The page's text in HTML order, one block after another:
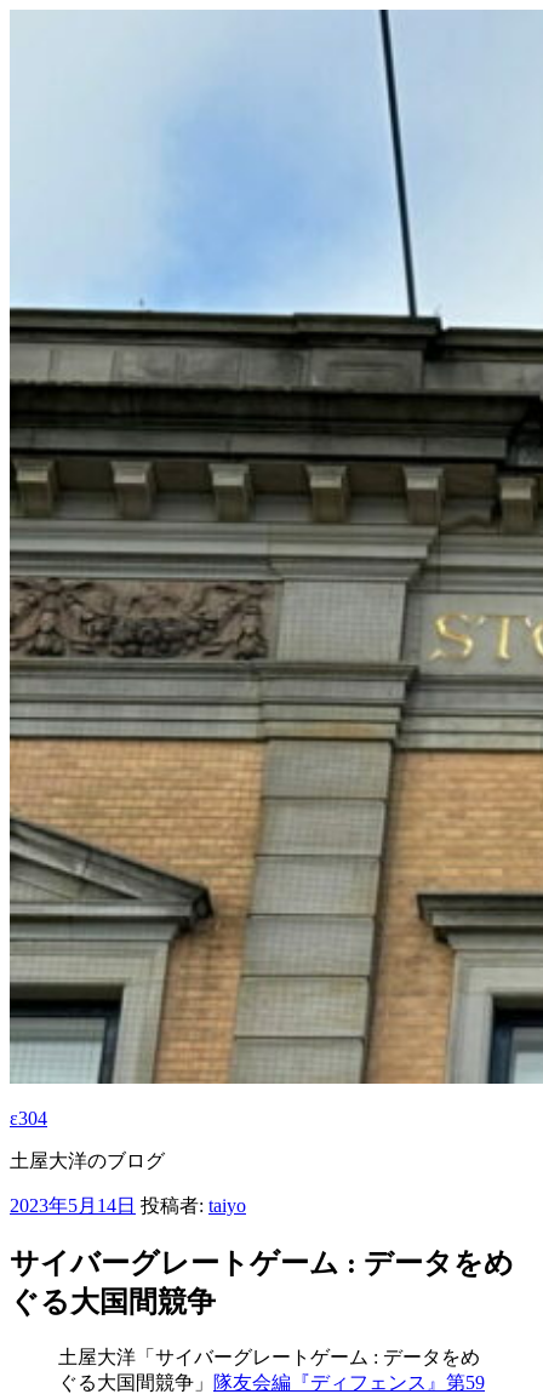
ε304
土屋大洋のブログ
投
日:
2023年5月14日 投稿者: taiyo
サイバーグレートゲーム : データをめ
ぐる大国間競争
土屋大洋「サイバーグレートゲーム : データをめ
ぐる大国間競争」 隊友会編『ディフェンス』第59